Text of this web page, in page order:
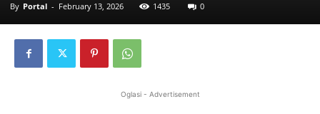
By Portal - February 13, 2026 1435 0
Oglasi - Advertisement